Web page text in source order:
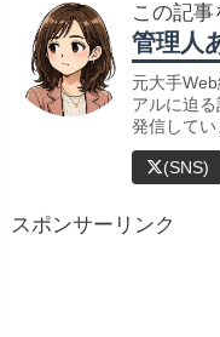
この記事
管理人
元大手
アルに迫
発信して
(SNS)
スポンサーリンク